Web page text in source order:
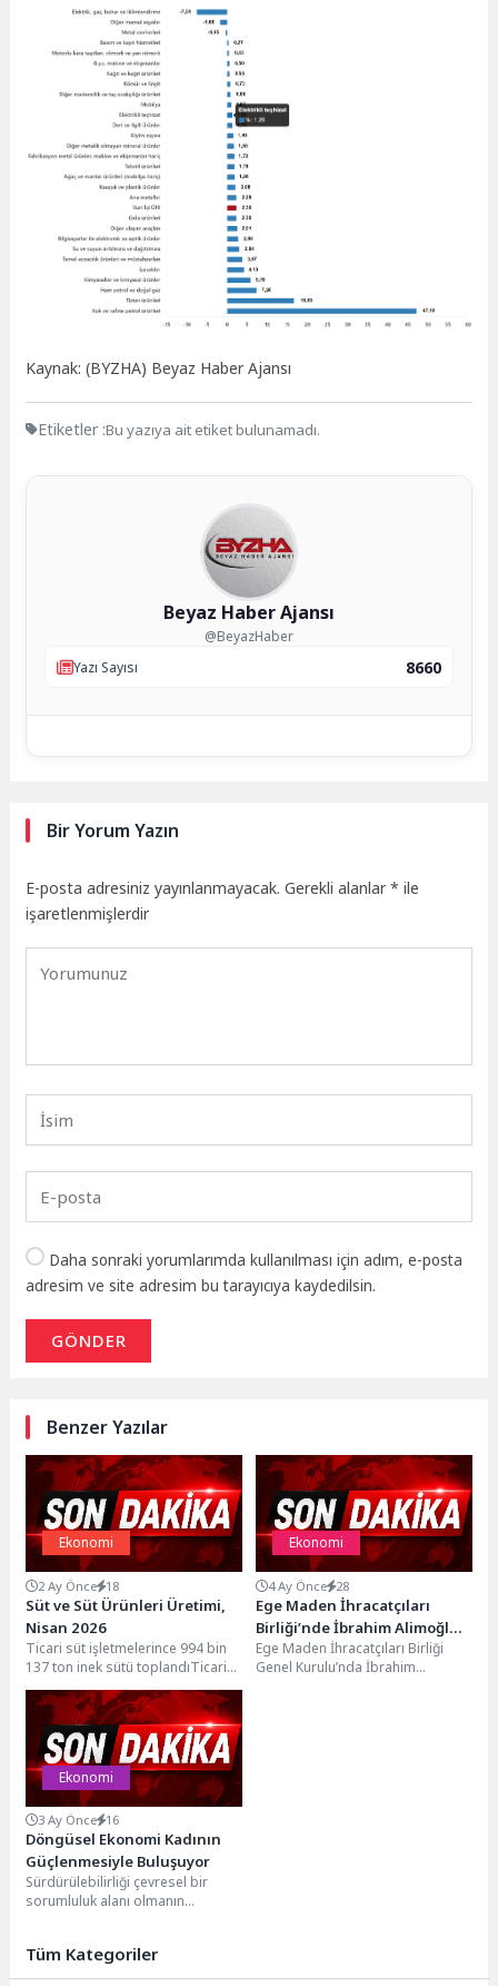
Kaynak: (BYZHA) Beyaz Haber Ajansı
Etiketler :Bu yazıya ait etiket bulunamadı.
Beyaz Haber Ajansı
@BeyazHaber
Yazı Sayısı
8660
Bir Yorum Yazın
E-posta adresiniz yayınlanmayacak. Gerekli alanlar* ile
işaretlenmişlerdir
Daha sonraki yorumlarımda kullanılması için adım, e-posta
adresim ve site adresim bu tarayıcıya kaydedilsin.
GÖNDER
Benzer Yazılar
Ekonomi
2 Ay Önce 18
Süt ve Süt Ürünleri Üretimi,
Nisan 2026
Ticari süt işletmelerince 994 bin
137 ton inek sütü toplandıTicari
süt işletmeleri tarafından
toplanan inek...
Ekonomi
4 Ay Önce 28
Ege Maden İhracatçıları
Birliği’nde İbrahim Alimoğlu
ikinci kez başkan seçildi
Ege Maden İhracatçıları Birliği
Genel Kurulu’nda İbrahim
Ekonomi
3 Ay Önce 16
Döngüsel Ekonomi Kadının
Güçlenmesiyle Buluşuyor
Sürdürülebilirliği çevresel bir
sorumluluk alanı olmanın
şekillendiren...
Tüm Kategoriler